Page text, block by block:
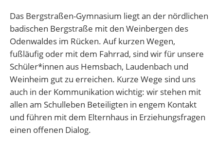
Das Bergstraßen-Gymnasium liegt an der nördlichen
badischen Bergstraße mit den Weinbergen des
Odenwaldes im Rücken. Auf kurzen Wegen,
fußläufig oder mit dem Fahrrad, sind wir für unsere
Schüler*innen aus Hemsbach, Laudenbach und
Weinheim gut zu erreichen. Kurze Wege sind uns
auch in der Kommunikation wichtig: wir stehen mit
allen am Schulleben Beteiligten in engem Kontakt
und führen mit dem Elternhaus in Erziehungsfragen
einen offenen Dialog.